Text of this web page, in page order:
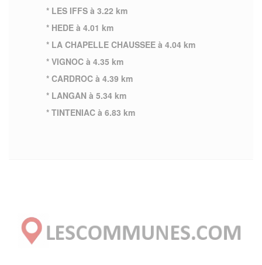
* LES IFFS à 3.22 km
* HEDE à 4.01 km
* LA CHAPELLE CHAUSSEE à 4.04 km
* VIGNOC à 4.35 km
* CARDROC à 4.39 km
* LANGAN à 5.34 km
* TINTENIAC à 6.83 km